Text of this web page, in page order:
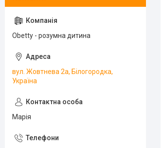
Obetty - розумна дитина
вул. Жовтнева 2а, Білогородка,
Україна
Марія